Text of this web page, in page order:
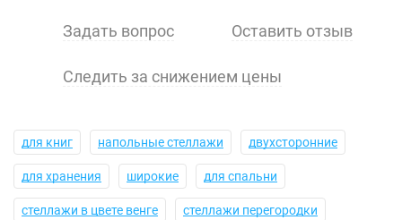
Задать вопрос Оставить отзыв
Следить за снижением цены
для книг напольные стеллажи двухсторонние
для хранения широкие для спальни
стеллажи в цвете венге стеллажи перегородки